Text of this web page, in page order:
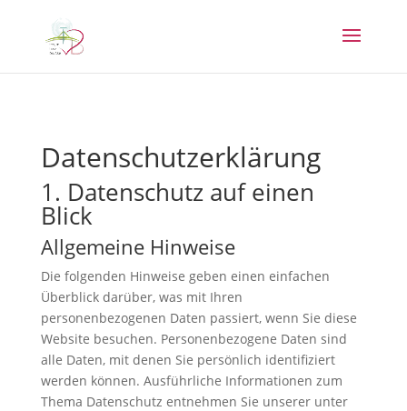
Datenschutz­erklärung
1. Datenschutz auf einen
Blick
Allgemeine Hinweise
Die folgenden Hinweise geben einen einfachen
Überblick darüber, was mit Ihren
personenbezogenen Daten passiert, wenn Sie diese
Website besuchen. Personenbezogene Daten sind
alle Daten, mit denen Sie persönlich identifiziert
werden können. Ausführliche Informationen zum
Thema Datenschutz entnehmen Sie unserer unter